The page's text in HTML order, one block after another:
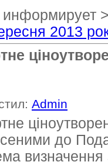
информирует
2013
Admin
до
визначення